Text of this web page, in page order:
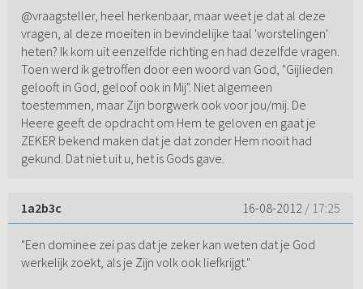
@vraagsteller, heel herkenbaar, maar weet je dat al deze
vragen, al deze moeiten in bevindelijke taal 'worstelingen'
heten? Ik kom uit eenzelfde richting en had dezelfde vragen.
Toen werd ik getroffen door een woord van God, "Gijlieden
gelooft in God, geloof ook in Mij". Niet algemeen
toestemmen, maar Zijn borgwerk ook voor jou/mij. De
Heere geeft de opdracht om Hem te geloven en gaat je
ZEKER bekend maken dat je dat zonder Hem nooit had
gekund. Dat niet uit u, het is Gods gave.
1a2b3c 16-08-2012 / 17:25
"Een dominee zei pas dat je zeker kan weten dat je God
werkelijk zoekt, als je Zijn volk ook liefkrijgt."